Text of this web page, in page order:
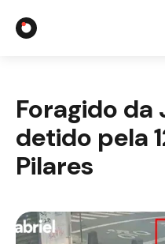
Integrações
Foragido da
detido pela
Pilares